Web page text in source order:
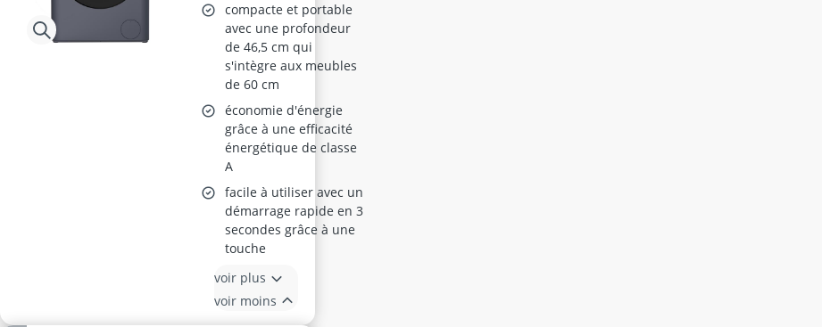
compacte et portable
avec une profondeur
de 46,5 cm qui
s'intègre aux meubles
de 60 cm
économie d'énergie
grâce à une efficacité
énergétique de classe
A
facile à utiliser avec un
démarrage rapide en 3
secondes grâce à une
touche
voir plus
voir moins